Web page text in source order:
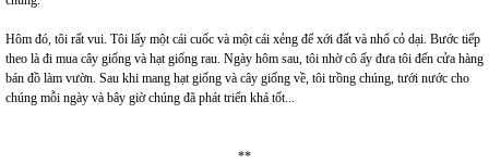
Hôm đó, tôi rất vui. Tôi lấy một cái cuốc và một cái xẻng để xới đất và nhổ cỏ dại. Bước tiếp
theo là đi mua cây giống và hạt giống rau. Ngày hôm sau, tôi nhờ cô ấy đưa tôi đến cửa hàng
bán đồ làm vườn. Sau khi mang hạt giống và cây giống về, tôi trồng chúng, tưới nước cho
chúng mỗi ngày và bây giờ chúng đã phát triển khá tốt...
**